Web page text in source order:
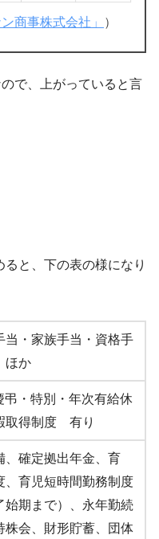
商事株式会社」 ）
で、上がっていると言
ると、下の表の様になり
当・家族手当・資格手
ほか
弔・特別・年次有給休
取得制度 有り
、確定拠出年金、育
、育児短時間勤務制度
始期まで）、永年勤続
株会、財形貯蓄、団体